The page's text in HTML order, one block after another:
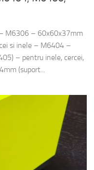
M6306 – 60x60x37mm
si inele – M6404 –
– pentru inele, cercei,
(suport...